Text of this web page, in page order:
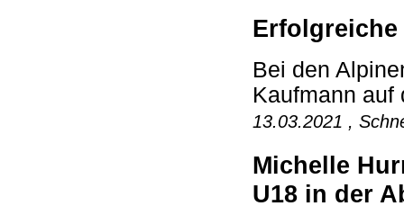
Bei den
Kaufmann auf
13.03.2021 ,
Michelle
U18 in der